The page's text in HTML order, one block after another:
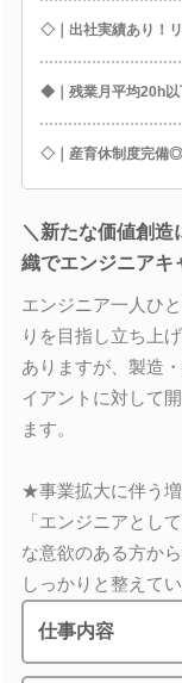
◇｜出社実績あり！
◆｜残業月平均20h以
◇｜産育休制度完備◎
＼新たな価値創造
織でエンジニア
エンジニア一人ひ
りを目指し立ち上
ありますが、製造
イアントに対して
ます。
★事業拡大に伴う
「エンジニアとし
な意欲のある方か
しっかりと整えてい
仕事内容